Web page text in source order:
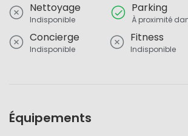
Nettoyage
Indisponible
Parking
À proximité
Concierge
Indisponible
Fitness
Indisponible
Équipements